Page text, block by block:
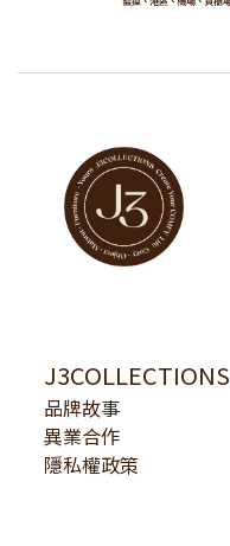
J3COLLECTIONS
品牌故事
異業合作
隱私權政策